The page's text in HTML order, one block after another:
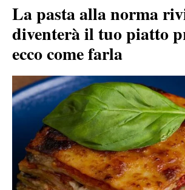
La pasta alla norma
diventerà il tuo piatto
ecco come farla